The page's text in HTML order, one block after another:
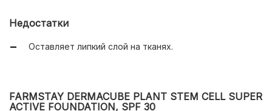
Недостатки
Оставляет липкий слой на тканях.
FARMSTAY DERMACUBE PLANT STEM CELL SUPER
ACTIVE FOUNDATION, SPF 30